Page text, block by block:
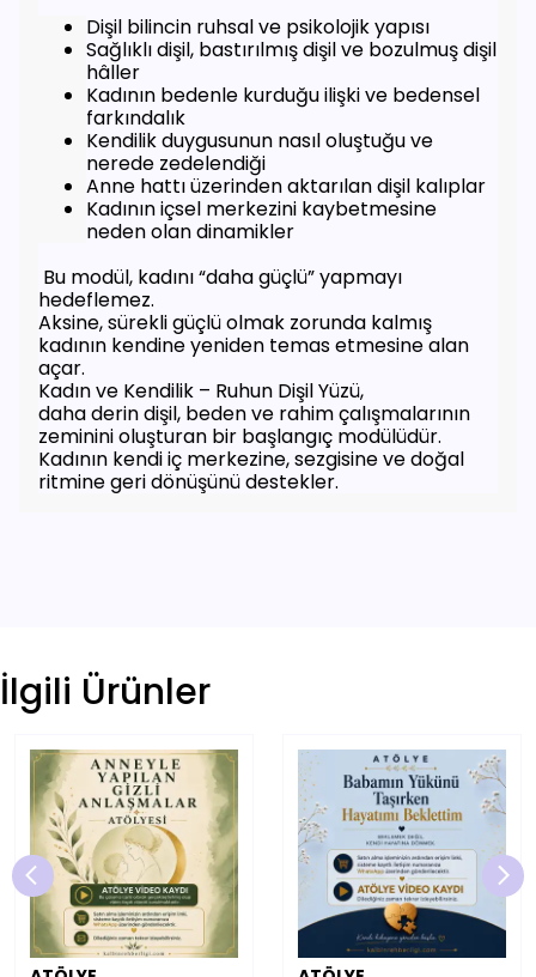
Dişil bilincin ruhsal ve psikolojik yapısı
Sağlıklı dişil, bastırılmış dişil ve bozulmuş dişil
hâller
Kadının bedenle kurduğu ilişki ve bedensel
farkındalık
Kendilik duygusunun nasıl oluştuğu ve
nerede zedelendiği
Anne hattı üzerinden aktarılan dişil kalıplar
Kadının içsel merkezini kaybetmesine
neden olan dinamikler
Bu modül, kadını “daha güçlü” yapmayı
hedeflemez.
Aksine, sürekli güçlü olmak zorunda kalmış
kadının kendine yeniden temas etmesine alan
açar.
Kadın ve Kendilik – Ruhun Dişil Yüzü,
daha derin dişil, beden ve rahim çalışmalarının
zeminini oluşturan bir başlangıç modülüdür.
Kadının kendi iç merkezine, sezgisine ve doğal
ritmine geri dönüşünü destekler.
İlgili Ürünler